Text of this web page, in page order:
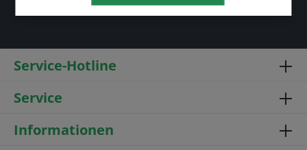
Service-Hotline
Service
Informationen